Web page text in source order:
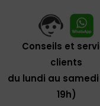
Conseils et
clients
du lundi au samedi
19h)